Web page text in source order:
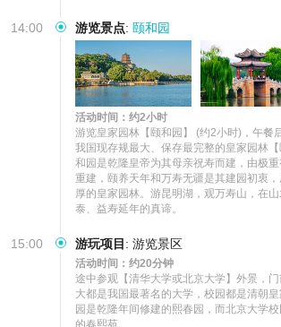
14:00 游览景点: 颐和园
活动时间：约2小时
游览皇家园林【颐和园】 (约2小时)，午餐
我国现存规最大、保存最完整的皇家园林
和园是乾隆皇帝为其母亲祝寿而建，由极
重建，颐养天年和万寿无疆是其建园初衷
厚的皇家园林。游昆明湖，观万寿山，在
泰、益寿延年的真谛。
15:00 游玩项目 : 游览景区
活动时间：约20分钟
途中参观【清华大学或北京大学】外景，
大都是我国最著名的大学，校园都是清朝
园是乾隆年间修建的熙春园，而北京大学
的春熙苑。